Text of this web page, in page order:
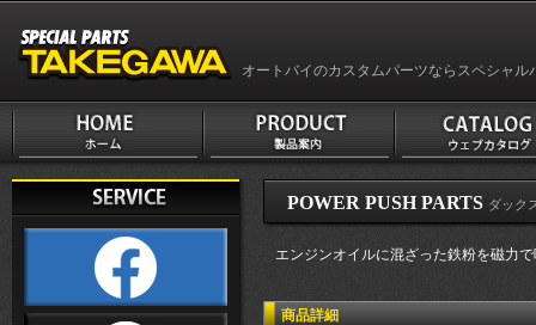
オートバイのカスタムパーツならスペシャル
POWER PUSH PARTS ダック
エンジンオイルに混ざった鉄粉を磁力
商品詳細